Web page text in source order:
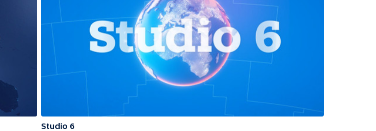
Studio 6